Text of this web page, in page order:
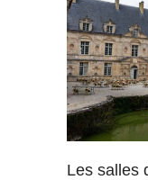
Les salles